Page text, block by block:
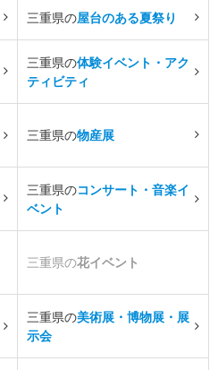
三重県の屋台のある夏祭り
三重県の体験イベント・アク
ティビティ
三重県の物産展
三重県のコンサート・音楽イ
ベント
三重県の花イベント
三重県の美術展・博物展・展
示会